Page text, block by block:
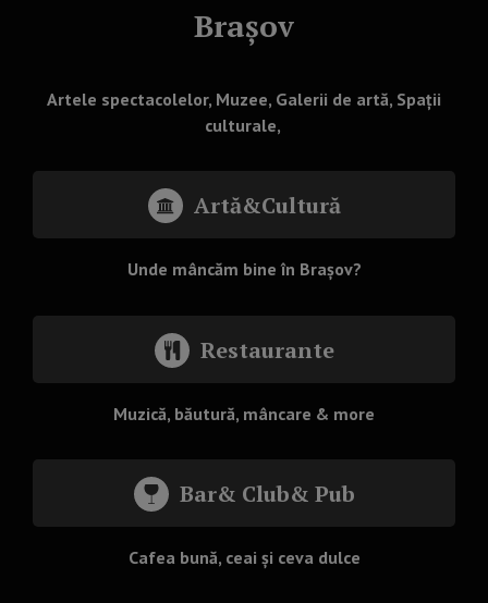
Brașov
Artele spectacolelor, Muzee, Galerii de artă, Spații
culturale,
Artă&Cultură
Unde mâncăm bine în Brașov?
Restaurante
Muzică, băutură, mâncare & more
Bar& Club& Pub
Cafea bună, ceai și ceva dulce